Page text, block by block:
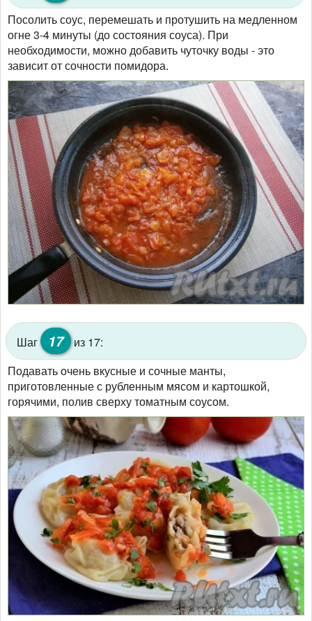
Посолить соус, перемешать и протушить на медленном
огне 3-4 минуты (до состояния соуса). При
необходимости, можно добавить чуточку воды - это
зависит от сочности помидора.
Шаг 17 из 17:
Подавать очень вкусные и сочные манты,
приготовленные с рубленным мясом и картошкой,
горячими, полив сверху томатным соусом.